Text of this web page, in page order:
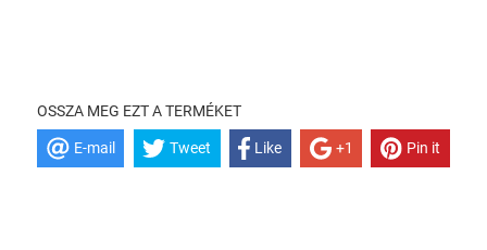
OSSZA MEG EZT A TERMÉKET
E-mail Tweet Like +1 Pin it